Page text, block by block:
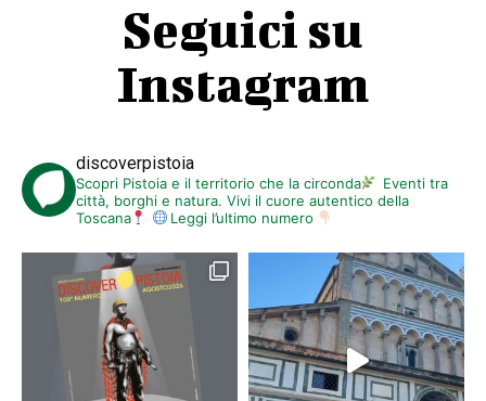
Seguici su
Instagram
discoverpistoia
Scopri Pistoia e il territorio che la circonda
Eventi tra
città, borghi e natura. Vivi il cuore autentico della
Toscana
Leggi l’ultimo numero